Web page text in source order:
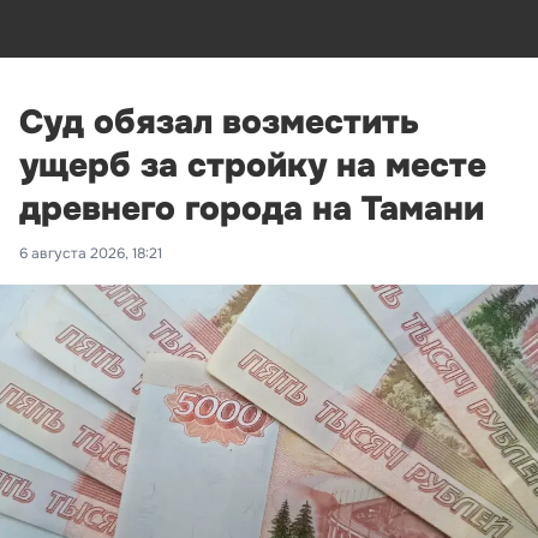
Суд обязал возместить
ущерб за стройку на месте
древнего города на Тамани
6 августа 2026, 18:21